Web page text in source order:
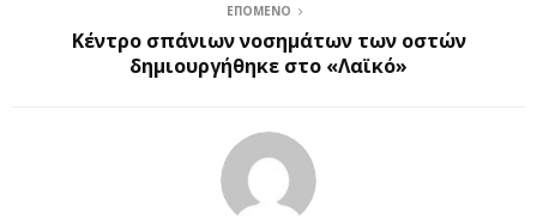
ΕΠΌΜΕΝΟ
Κέντρο σπάνιων νοσημάτων των οστών
δημιουργήθηκε στο «Λαϊκό»